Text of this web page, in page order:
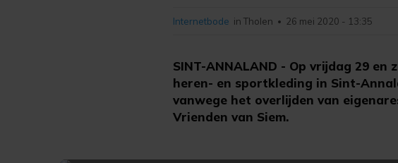
SINT-ANNALAND - Op vrijdag 29
heren- en sportkleding in Sint-
vanwege het overlijden van
Vrienden van Siem.
Internetbode in Tholen • 26 mei 2020 - 13:35